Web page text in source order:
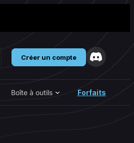
Créer un compte
Boîte à outils Forfaits